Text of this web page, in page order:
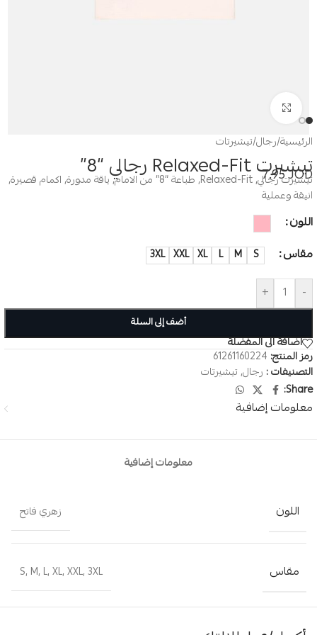
الرئيسية/رجال/تيشيرتات
تيشيرت Relaxed-Fit رجالي “8”
7.95JOD
تيشيرت رجالي, Relaxed-Fit, طباعة “8” من الامام, ياقة مدورة, اكمام قصيرة,
انيقة وعملية
اللون
مقاس
S
M
L
XL
XXL
3XL
-
+
أضف إلى السلة
اضافة الى المفضلة
رمز المنتج: 61261160224
التصنيفات : رجال, تيشيرتات
Share:
معلومات إضافية
معلومات إضافية
اللون زهري فاتح
مقاس S, M, L, XL, XXL, 3XL